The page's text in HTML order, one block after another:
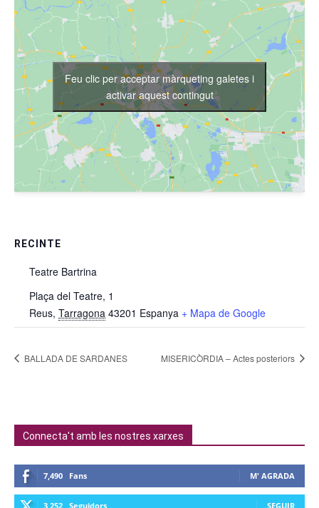
RECINTE
Teatre Bartrina
Plaça del Teatre, 1
Reus, Tarragona 43201 Espanya + Mapa de Google
Feu clic per acceptar màrqueting galetes i
activar aquest contingut
BALLADA DE SARDANES MISERICÒRDIA – Actes posteriors
Connecta't amb les nostres xarxes
7,490 Fans M' AGRADA
3,252 Seguidors SEGUIR